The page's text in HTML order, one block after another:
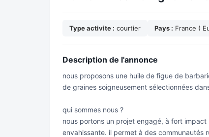
Type activite : courtier Pays : France (
Description de l'annonce
nous proposons une huile de figue de
de graines soigneusement sélectionnées
qui sommes nous ?
nous portons un projet engagé, à fort
envahissante. il permet à des communautés